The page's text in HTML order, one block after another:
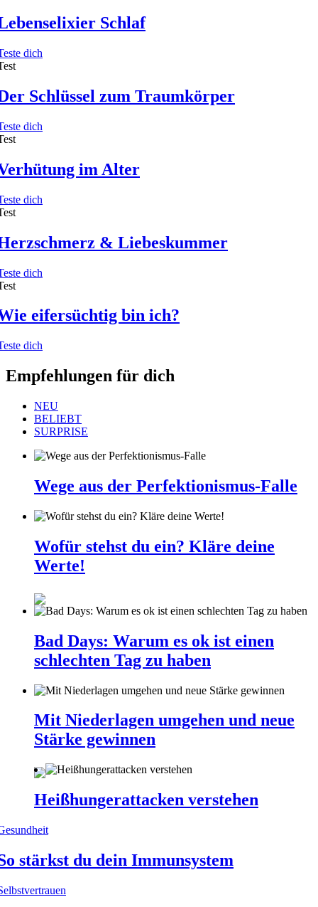
Schlaf
dich
Schlüssel zum Traumkörper
dich
im Alter
dich
& Liebeskummer
dich
eifersüchtig bin ich?
dich
Empfehlungen für dich
NEU
BELIEBT
SURPRISE
Wege aus der Perfektionismus-Falle
Wofür stehst du ein? Kläre deine
Werte!
Bad Days: Warum es ok ist einen
schlechten Tag zu haben
Mit Niederlagen umgehen und neue
Stärke gewinnen
Heißhungerattacken verstehen
stärkst du dein Immunsystem